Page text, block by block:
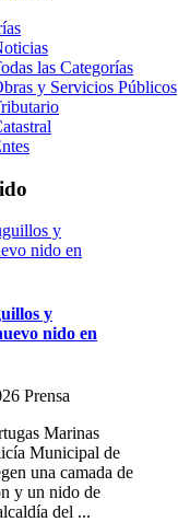
las Categorías
y Servicios Públicos
y
nido en
Prensa
Marinas
Municipal de
una camada de
y un nido de
del ...